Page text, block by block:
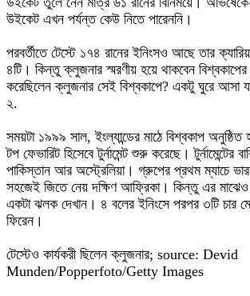
উইকেট এখন পর্যন্ত কেউ নিতে পারেননি।
পরবর্তীতে টেস্টে ১৭৪ রানের ইনিংসও আছে তার
৪টি। কিন্তু ক্লুজনার স্মরণীয় হয়ে থাকবেন
করেছিলেন ক্লুজনার সেই বিশ্বকাপে? একটু ঘুরে আসা
২.
সময়টা ১৯৯৯ সাল, ইংল্যান্ডের মাঠে বিশ্বকাপ
টপ ফেভারিট হিসেবে টুর্নামেন্ট শুরু করেছে। টুর্নামেন্টের
পাকিস্তান আর অস্ট্রেলিয়া। গ্রুপের প্রথম ম্যাচে
সহজেই জিতে নেয় দক্ষিণ আফ্রিকা। কিন্তু এর মাঝেও
একটা ঝলক দেখান। ৪ বলের ইনিংসে পরপর ৩টি চার
ফিরেন।
টেস্টেও কার্যকরী ছিলেন ক্লুজনার; source: Devid
Munden/Popperfoto/Getty Images